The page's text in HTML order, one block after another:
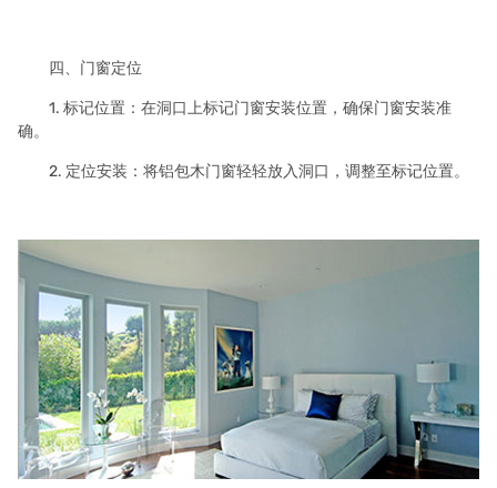
四、门窗定位
1. 标记位置：在洞口上标记门窗安装位置，确保门窗安装准
确。
2. 定位安装：将铝包木门窗轻轻放入洞口，调整至标记位置。